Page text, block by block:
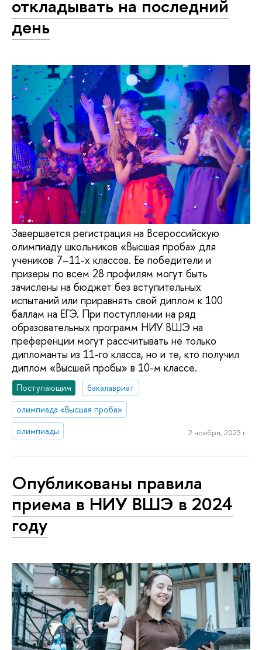
откладывать на последний
день
Завершается регистрация на Всероссийскую
олимпиаду школьников «Высшая проба» для
учеников 7–11-х классов. Ее победители и
призеры по всем 28 профилям могут быть
зачислены на бюджет без вступительных
испытаний или приравнять свой диплом к 100
баллам на ЕГЭ. При поступлении на ряд
образовательных программ НИУ ВШЭ на
преференции могут рассчитывать не только
дипломанты из 11-го класса, но и те, кто получил
диплом «Высшей пробы» в 10-м классе.
Поступающим
бакалавриат
олимпиада «Высшая проба»
олимпиады
2 ноября, 2023 г.
Опубликованы правила
приема в НИУ ВШЭ в 2024
году